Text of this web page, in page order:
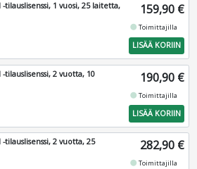
-tilauslisenssi, 1 vuosi, 25 laitetta,
159,90 €
fiber_manual_recordToimittajilla
LISÄÄ KORIIN
-tilauslisenssi, 2 vuotta, 10
190,90 €
fiber_manual_recordToimittajilla
LISÄÄ KORIIN
-tilauslisenssi, 2 vuotta, 25
282,90 €
fiber_manual_recordToimittajilla